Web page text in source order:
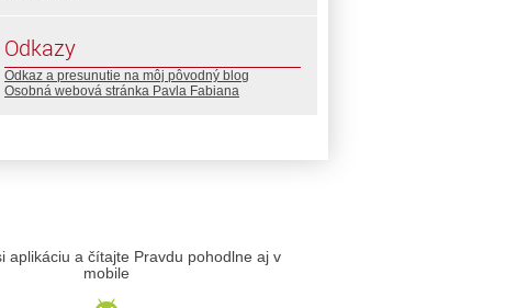
Odkazy
Odkaz a presunutie na môj pôvodný blog
Osobná webová stránka Pavla Fabiana
aplikáciu a čítajte Pravdu pohodlne aj v
mobile